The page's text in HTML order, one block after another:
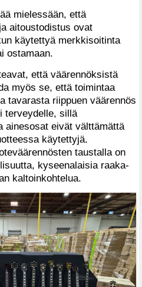
mielessään, että
aitoustodistus ovat
käytettyä merkkisoitinta
ostamaan.
että väärennöksistä
myös se, että toimintaa
tavarasta riippuen väärennös
terveydelle, sillä
ainesosat eivät välttämättä
käytettyjä.
taustalla on
kyseenalaisia raaka-
kaltoinkohtelua.